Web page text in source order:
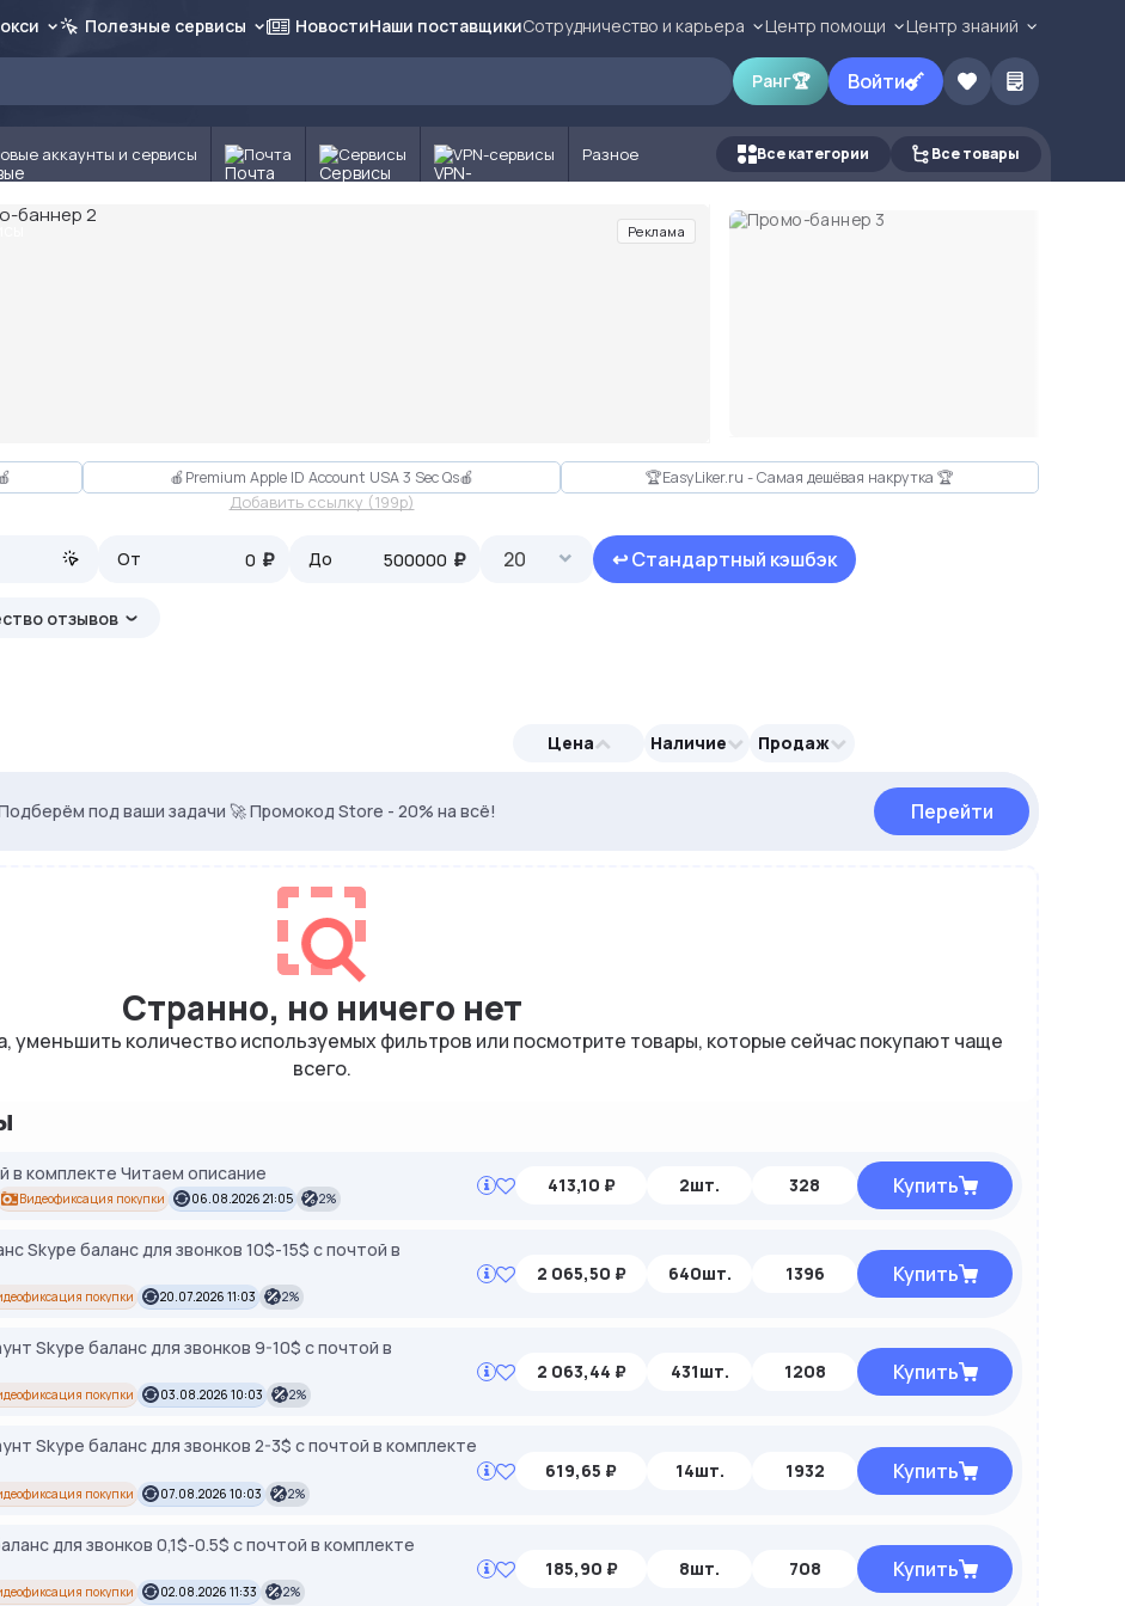
Полезные сервисы НовостиНаши поставщикиСотрудничество и карьера Центр помощи Центр знаний
Ранг🏆 Войти
аккаунты и сервисы Почта Сервисы VPN-сервисы Разное Все категории Все товары
Реклама
🍎Premium Apple ID Account USA 3 Sec Qs🍎 🏆EasyLiker.ru - Самая дешёвая накрутка 🏆
Добавить ссылку (199p)
От ₽ До ₽ 20 ↩ Стандартный кэшбэк
отзывов
Цена Наличие Продаж
Перейти
Используй DRK35 для скидки 35% Перейти
под ваши задачи 🚀 Промокод Store - 20% на всё! Перейти
Странно, но ничего нет
уменьшить количество используемых фильтров или посмотрите товары, которые сейчас покупают чаще
всего.
в комплекте Читаем описание
Видеофиксация покупки 06.08.2026 21:05 2%
413,10 ₽ 2шт. 328 Купить
Skype баланс для звонков 10$-15$ с почтой в
покупки 20.07.2026 11:03 2%
2 065,50 ₽ 640шт. 1396 Купить
Skype баланс для звонков 9-10$ с почтой в
покупки 03.08.2026 10:03 2%
2 063,44 ₽ 431шт. 1208 Купить
Skype баланс для звонков 2-3$ с почтой в комплекте
покупки 07.08.2026 10:03 2%
619,65 ₽ 14шт. 1932 Купить
для звонков 0,1$-0.5$ с почтой в комплекте
покупки 02.08.2026 11:33 2%
185,90 ₽ 8шт. 708 Купить